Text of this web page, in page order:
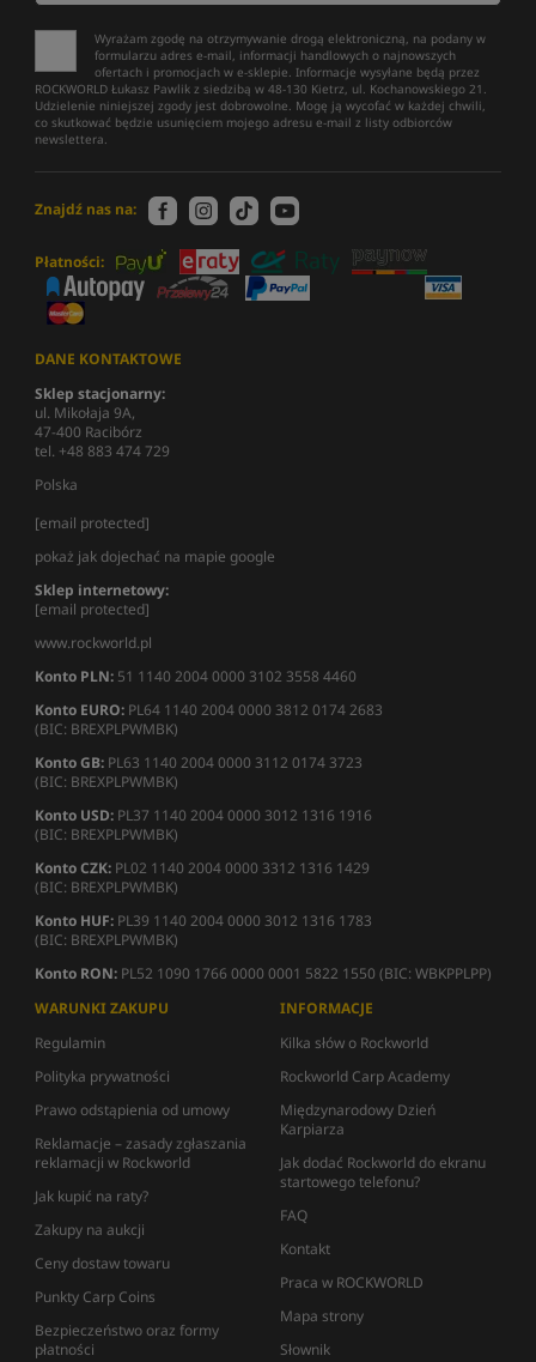
Wyrażam zgodę na otrzymywanie drogą elektroniczną, na podany w
formularzu adres e-mail, informacji handlowych o najnowszych
ofertach i promocjach w e-sklepie. Informacje wysyłane będą przez
ROCKWORLD Łukasz Pawlik z siedzibą w 48-130 Kietrz, ul. Kochanowskiego 21.
Udzielenie niniejszej zgody jest dobrowolne. Mogę ją wycofać w każdej chwili,
co skutkować będzie usunięciem mojego adresu e-mail z listy odbiorców
newslettera.
Znajdź nas na:
Płatności:
DANE KONTAKTOWE
Sklep stacjonarny:
ul. Mikołaja 9A,
47-400 Racibórz
tel. +48 883 474 729
Polska
[email protected]
pokaż jak dojechać na mapie google
Sklep internetowy:
[email protected]
www.rockworld.pl
Konto PLN: 51 1140 2004 0000 3102 3558 4460
Konto EURO: PL64 1140 2004 0000 3812 0174 2683
(BIC: BREXPLPWMBK)
Konto GB: PL63 1140 2004 0000 3112 0174 3723
(BIC: BREXPLPWMBK)
Konto USD: PL37 1140 2004 0000 3012 1316 1916
(BIC: BREXPLPWMBK)
Konto CZK: PL02 1140 2004 0000 3312 1316 1429
(BIC: BREXPLPWMBK)
Konto HUF: PL39 1140 2004 0000 3012 1316 1783
(BIC: BREXPLPWMBK)
Konto RON: PL52 1090 1766 0000 0001 5822 1550 (BIC: WBKPPLPP)
WARUNKI ZAKUPU
Regulamin
Polityka prywatności
Prawo odstąpienia od umowy
Reklamacje – zasady zgłaszania
reklamacji w Rockworld
Jak kupić na raty?
Zakupy na aukcji
Ceny dostaw towaru
Punkty Carp Coins
Bezpieczeństwo oraz formy
płatności
INFORMACJE
Kilka słów o Rockworld
Rockworld Carp Academy
Międzynarodowy Dzień
Karpiarza
Jak dodać Rockworld do ekranu
startowego telefonu?
FAQ
Kontakt
Praca w ROCKWORLD
Mapa strony
Słownik